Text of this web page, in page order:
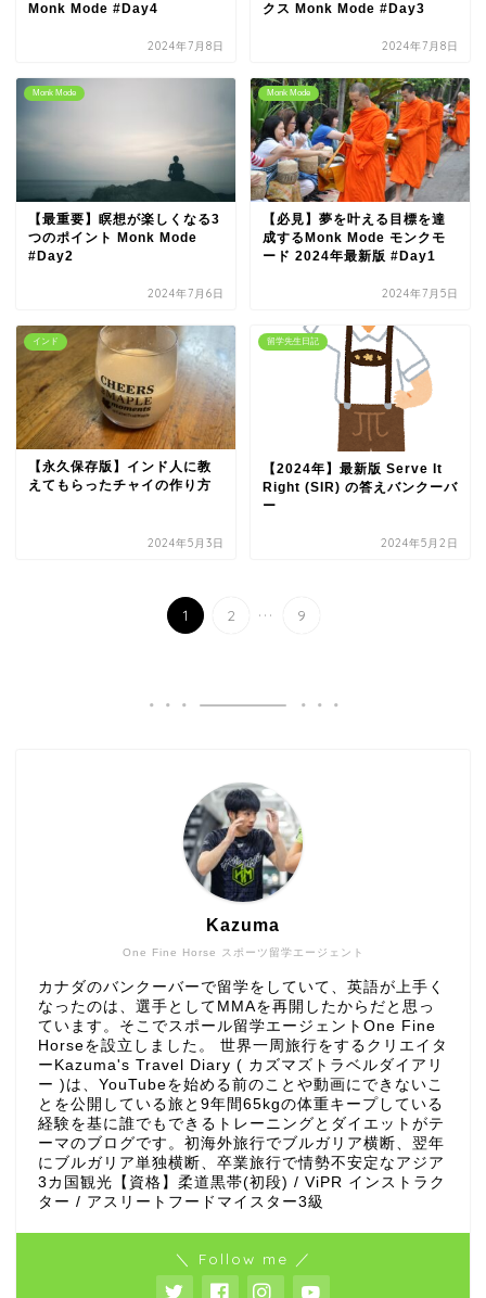
Monk Mode #Day4
2024年7月8日
クス Monk Mode #Day3
2024年7月8日
Monk Mode
【最重要】瞑想が楽しくなる3
つのポイント Monk Mode
#Day2
2024年7月6日
Monk Mode
【必見】夢を叶える目標を達
成するMonk Mode モンクモ
ード 2024年最新版 #Day1
2024年7月5日
インド
【永久保存版】インド人に教
えてもらったチャイの作り方
2024年5月3日
留学先生日記
【2024年】最新版 Serve It
Right (SIR) の答えバンクーバ
ー
2024年5月2日
1 2 ... 9
One Fine Horse スポーツ留学エージェント
Kazuma
カナダのバンクーバーで留学をしていて、英語が上手く
なったのは、選手としてMMAを再開したからだと思っ
ています。そこでスポール留学エージェントOne Fine
Horseを設立しました。 世界一周旅行をするクリエイタ
ーKazuma's Travel Diary ( カズマズトラベルダイアリ
ー )は、YouTubeを始める前のことや動画にできないこ
とを公開している旅と9年間65kgの体重キープしている
経験を基に誰でもできるトレーニングとダイエットがテ
ーマのブログです。初海外旅行でブルガリア横断、翌年
にブルガリア単独横断、卒業旅行で情勢不安定なアジア
3カ国観光【資格】柔道黒帯(初段) / ViPR インストラク
ター / アスリートフードマイスター3級
＼ Follow me ／